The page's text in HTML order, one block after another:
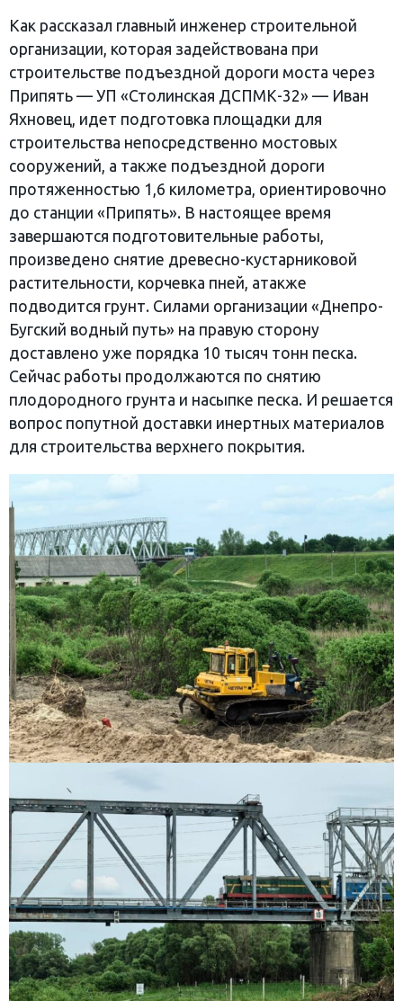
Как рассказал главный инженер строительной
организации, которая задействована при
строительстве подъездной дороги моста через
Припять — УП «Столинская ДСПМК-32» — Иван
Яхновец, идет подготовка площадки для
строительства непосредственно мостовых
сооружений, а также подъездной дороги
протяженностью 1,6 километра, ориентировочно
до станции «Припять». В настоящее время
завершаются подготовительные работы,
произведено снятие древесно-кустарниковой
растительности, корчевка пней, атакже
подводится грунт. Силами организации «Днепро-
Бугский водный путь» на правую сторону
доставлено уже порядка 10 тысяч тонн песка.
Сейчас работы продолжаются по снятию
плодородного грунта и насыпке песка. И решается
вопрос попутной доставки инертных материалов
для строительства верхнего покрытия.